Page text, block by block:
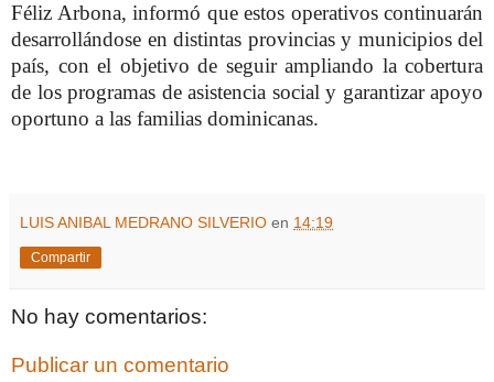
Féliz Arbona, informó que estos operativos continuarán
desarrollándose en distintas provincias y municipios del
país, con el objetivo de seguir ampliando la cobertura
de los programas de asistencia social y garantizar apoyo
oportuno a las familias dominicanas.
LUIS ANIBAL MEDRANO SILVERIO en 14:19
Compartir
No hay comentarios:
Publicar un comentario